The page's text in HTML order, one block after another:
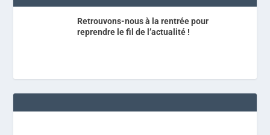
Retrouvons-nous à la rentrée pour
reprendre le fil de l’actualité !